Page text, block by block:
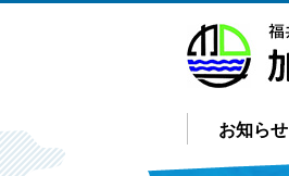
お知らせ